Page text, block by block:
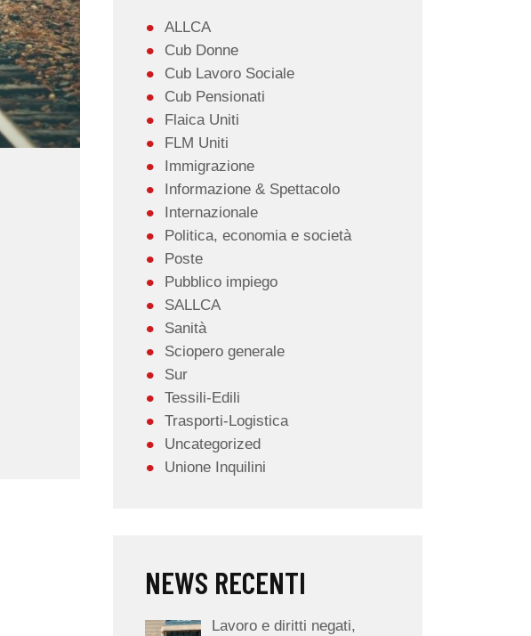
ALLCA
Cub Donne
Cub Lavoro Sociale
Cub Pensionati
Flaica Uniti
FLM Uniti
Immigrazione
Informazione & Spettacolo
Internazionale
Politica, economia e società
Poste
Pubblico impiego
SALLCA
Sanità
Sciopero generale
Sur
Tessili-Edili
Trasporti-Logistica
Uncategorized
Unione Inquilini
NEWS RECENTI
Lavoro e diritti negati,